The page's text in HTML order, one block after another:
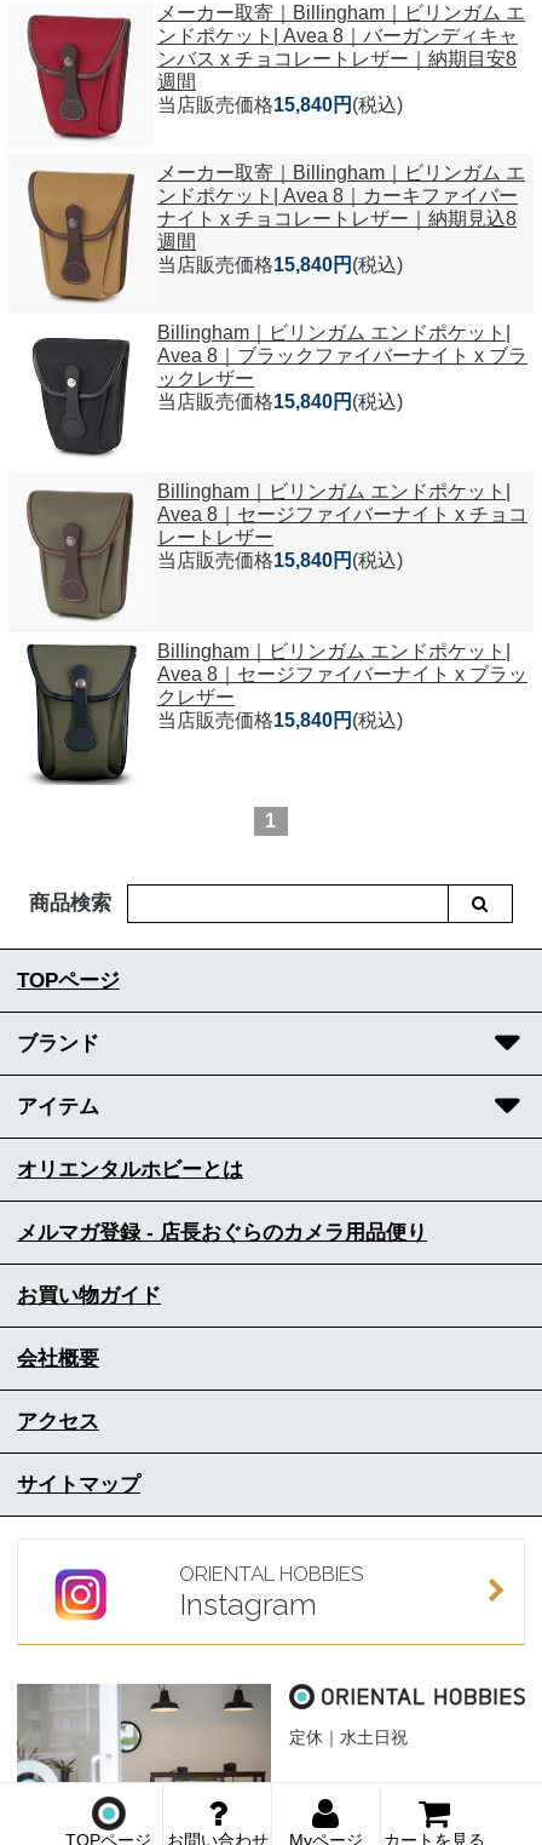
TOPページ お問い合わせ Myページ カートを見る
メーカー取寄｜Billingham｜ビリンガム エ
ンドポケット| Avea 8｜バーガンディキャ
ンバス x チョコレートレザー｜納期目安8
週間
当店販売価格15,840円 (税込)
メーカー取寄｜Billingham｜ビリンガム エ
ンドポケット| Avea 8｜カーキファイバー
ナイト x チョコレートレザー｜納期見込8
週間
当店販売価格15,840円 (税込)
Billingham｜ビリンガム エンドポケット|
Avea 8｜ブラックファイバーナイト x ブラ
ックレザー
当店販売価格15,840円 (税込)
Billingham｜ビリンガム エンドポケット|
Avea 8｜セージファイバーナイト x チョコ
レートレザー
当店販売価格15,840円 (税込)
Billingham｜ビリンガム エンドポケット|
Avea 8｜セージファイバーナイト x ブラッ
クレザー
当店販売価格15,840円 (税込)
1
商品検索
TOPページ
ブランド
アイテム
オリエンタルホビーとは
メルマガ登録 - 店長おぐらのカメラ用品便り
お買い物ガイド
会社概要
アクセス
サイトマップ
ORIENTAL HOBBIES
Instagram
定休｜水土日祝